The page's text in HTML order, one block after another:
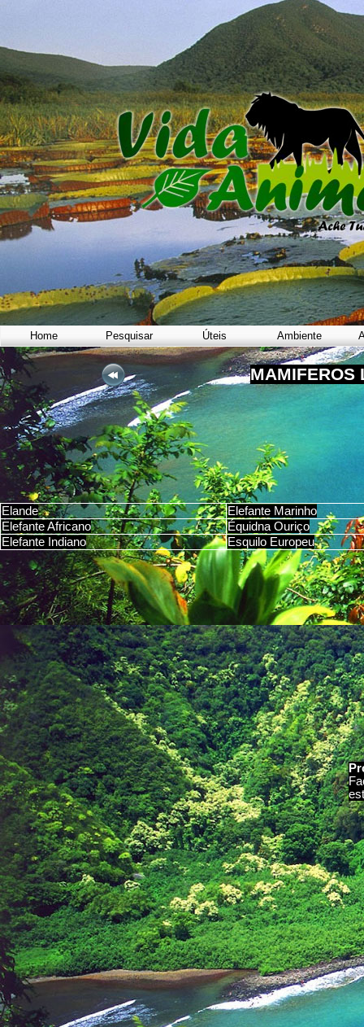
Home Pesquisar Úteis Ambiente
MAMIFEROS
Elande
Elefante Marinho
Elefante Africano
Équidna Ouriço
Elefante Indiano
Esquilo Europeu